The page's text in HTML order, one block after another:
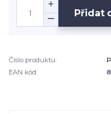
Přidat
Číslo produktu:
EAN kód: